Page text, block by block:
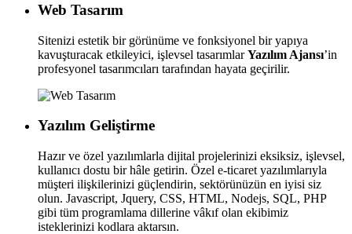
Web Tasarım
Sitenizi estetik bir görünüme ve fonksiyonel bir yapıya
kavuşturacak etkileyici, işlevsel tasarımlarYazılım Ajansı’in
profesyonel tasarımcıları tarafından hayata geçirilir.
Yazılım Geliştirme
Hazır ve özel yazılımlarla dijital projelerinizi eksiksiz, işlevsel,
kullanıcı dostu bir hâle getirin. Özel e-ticaret yazılımlarıyla
müşteri ilişkilerinizi güçlendirin, sektörünüzün en iyisi siz
olun. Javascript, Jquery, CSS, HTML, Nodejs, SQL, PHP
gibi tüm programlama dillerine vâkıf olan ekibimiz
isteklerinizi kodlara aktarsın.